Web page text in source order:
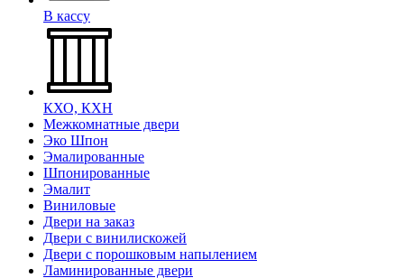
В кассу
КХО, КХН
Межкомнатные двери
Эко Шпон
Эмалированные
Шпонированные
Эмалит
Виниловые
Двери на заказ
Двери с винилискожей
Двери с порошковым напылением
Ламинированные двери